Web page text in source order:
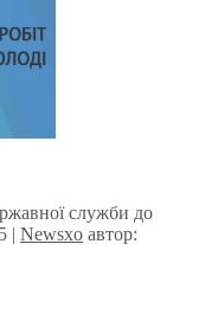
служби до
| Newsxo автор: